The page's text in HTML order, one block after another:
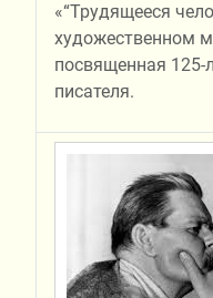
«“Трудящееся
художественном
посвященная
писателя.